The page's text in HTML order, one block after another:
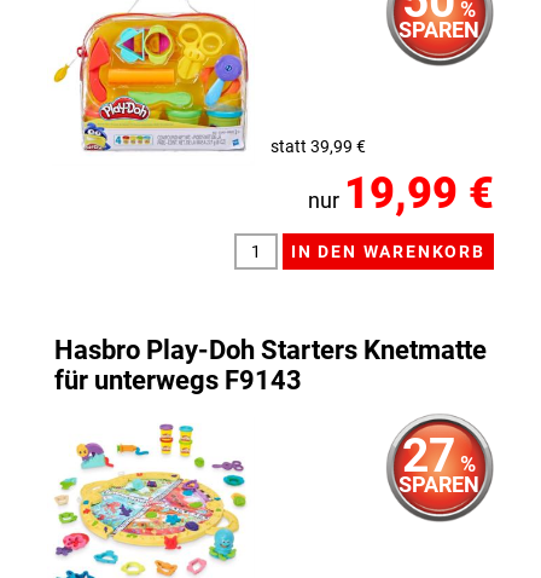
%
SPAREN
statt 39,99 €
nur 19,99 €
Hasbro Play-Doh Starters Knetmatte
für unterwegs F9143
27 %
SPAREN